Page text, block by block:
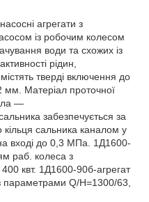
агрегати з
із робочим колесом
води та схожих із
рідин,
тверді включення до
Матеріал проточної
—
забезпечується за
сальника каналом у
вході до 0,3 МПа. 1Д1600-
раб. колеса з
квт. 1Д1600-90б-агрегат
параметрами Q/Н=1300/63,